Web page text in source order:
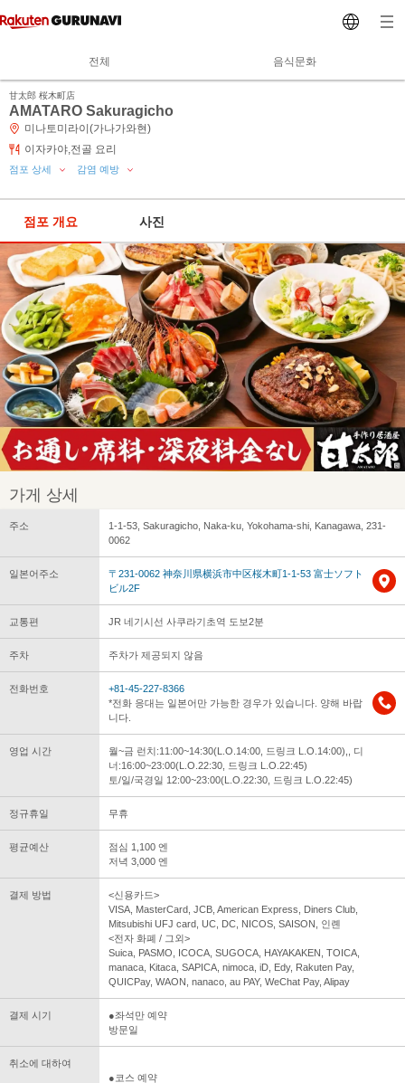
전체 음식문화
甘太郎 桜木町店
AMATARO Sakuragicho
미나토미라이(가나가와현)
이자카야,전골 요리
점포 상세 감염 예방
점포 개요 사진
가게 상세
주소
1-1-53, Sakuragicho, Naka-ku, Yokohama-shi, Kanagawa, 231-
0062
일본어주소
〒231-0062 神奈川県横浜市中区桜木町1-1-53 富士ソフト
ビル2F
교통편 JR 네기시선 사쿠라기초역 도보2분
주차 주차가 제공되지 않음
전화번호
+81-45-227-8366
*전화 응대는 일본어만 가능한 경우가 있습니다. 양해 바랍
니다.
영업 시간
월~금 런치:11:00~14:30(L.O.14:00, 드링크 L.O.14:00),, 디
너:16:00~23:00(L.O.22:30, 드링크 L.O.22:45)
토/일/국경일 12:00~23:00(L.O.22:30, 드링크 L.O.22:45)
정규휴일 무휴
평균예산
점심 1,100 엔
저녁 3,000 엔
결제 방법
<신용카드>
VISA, MasterCard, JCB, American Express, Diners Club,
Mitsubishi UFJ card, UC, DC, NICOS, SAISON, 인롄
<전자 화폐 / 그외>
Suica, PASMO, ICOCA, SUGOCA, HAYAKAKEN, TOICA,
manaca, Kitaca, SAPICA, nimoca, iD, Edy, Rakuten Pay,
QUICPay, WAON, nanaco, au PAY, WeChat Pay, Alipay
결제 시기
●좌석만 예약
방문일
취소에 대하여
●코스 예약